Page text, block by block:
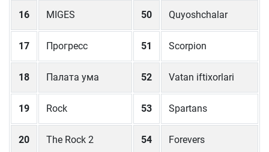
16 MIGES 50 Quyoshchalar
17 Прогресс 51 Scorpion
18 Палата ума 52 Vatan iftixorlari
19 Rock 53 Spartans
20 The Rock 2 54 Forevers